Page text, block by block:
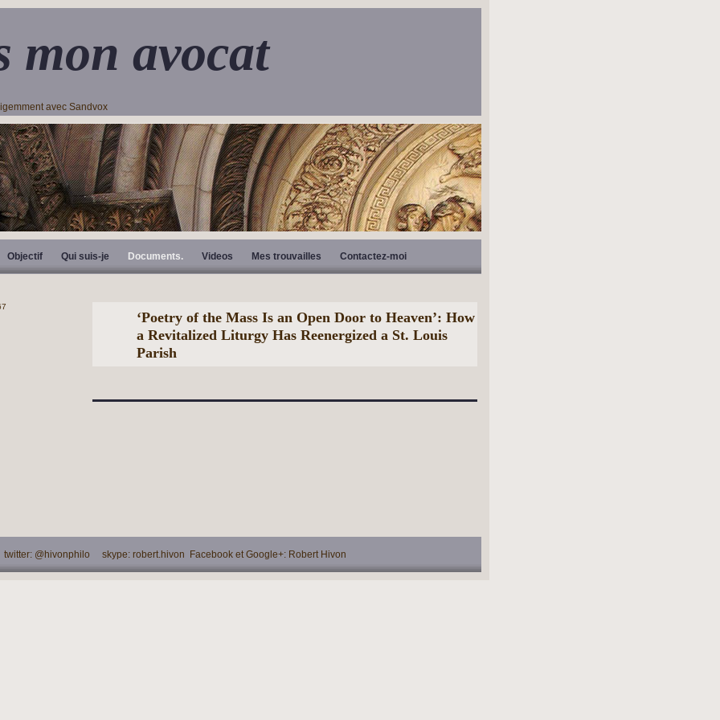
mon avocat
avec Sandvox
Objectif Qui suis-je Documents. Videos Mes trouvailles Contactez-moi
‘Poetry of the Mass Is an Open Door to Heaven’: How
a Revitalized Liturgy Has Reenergized a St. Louis
Parish
@hivonphilo skype: robert.hivon Facebook et Google+: Robert Hivon